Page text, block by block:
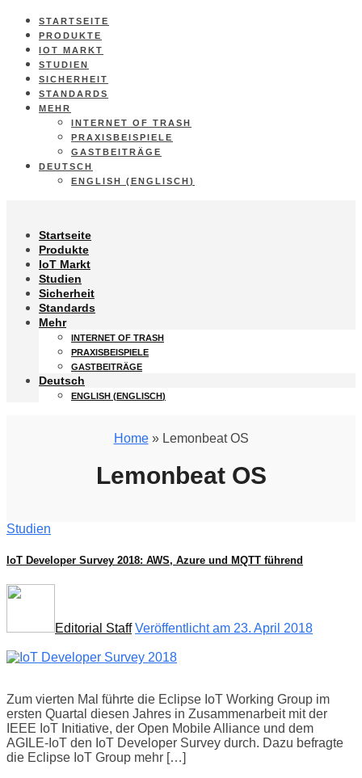
STARTSEITE
PRODUKTE
IOT MARKT
STUDIEN
SICHERHEIT
STANDARDS
MEHR
INTERNET OF TRASH
PRAXISBEISPIELE
GASTBEITRÄGE
DEUTSCH
ENGLISH (ENGLISCH)
Startseite
Produkte
IoT Markt
Studien
Sicherheit
Standards
Mehr
INTERNET OF TRASH
PRAXISBEISPIELE
GASTBEITRÄGE
Deutsch
ENGLISH (ENGLISCH)
Home» Lemonbeat OS
Lemonbeat OS
Studien
IoT Developer Survey 2018: AWS, Azure und MQTT führend
Editorial Staff Veröffentlicht am 23. April 2018
Zum vierten Mal führte die Eclipse IoT Working Group im
ersten Quartal diesen Jahres in Zusammenarbeit mit der
IEEE IoT Initiative, der Open Mobile Alliance und dem
AGILE-IoT den IoT Developer Survey durch. Dazu befragte
die Eclipse IoT Group mehr […]